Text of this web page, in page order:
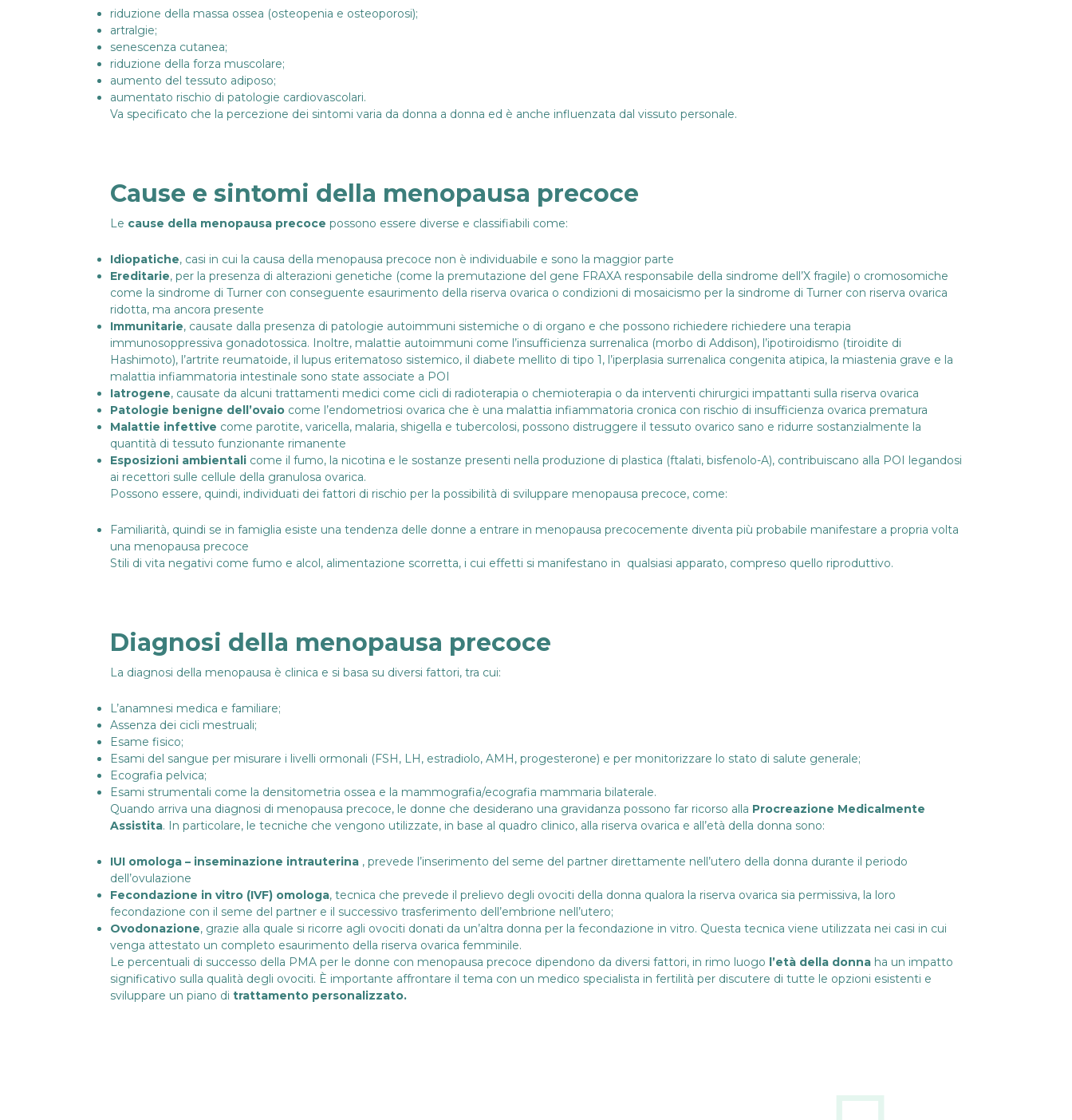
riduzione della massa ossea (osteopenia e osteoporosi);
artralgie;
senescenza cutanea;
riduzione della forza muscolare;
aumento del tessuto adiposo;
aumentato rischio di patologie cardiovascolari.
Va specificato che la percezione dei sintomi varia da donna a donna ed è anche influenzata dal vissuto personale.
Cause e sintomi della menopausa precoce
Le cause della menopausa precoce possono essere diverse e classifiabili come:
Idiopatiche, casi in cui la causa della menopausa precoce non è individuabile e sono la maggior parte
Ereditarie, per la presenza di alterazioni genetiche (come la premutazione del gene FRAXA responsabile della sindrome dell’X fragile) o cromosomiche
come la sindrome di Turner con conseguente esaurimento della riserva ovarica o condizioni di mosaicismo per la sindrome di Turner con riserva ovarica
ridotta, ma ancora presente
Immunitarie, causate dalla presenza di patologie autoimmuni sistemiche o di organo e che possono richiedere richiedere una terapia
immunosoppressiva gonadotossica. Inoltre, malattie autoimmuni come l’insufficienza surrenalica (morbo di Addison), l’ipotiroidismo (tiroidite di
Hashimoto), l’artrite reumatoide, il lupus eritematoso sistemico, il diabete mellito di tipo 1, l’iperplasia surrenalica congenita atipica, la miastenia grave e la
malattia infiammatoria intestinale sono state associate a POI
Iatrogene, causate da alcuni trattamenti medici come cicli di radioterapia o chemioterapia o da interventi chirurgici impattanti sulla riserva ovarica
Patologie benigne dell’ovaio come l’endometriosi ovarica che è una malattia infiammatoria cronica con rischio di insufficienza ovarica prematura
Malattie infettive come parotite, varicella, malaria, shigella e tubercolosi, possono distruggere il tessuto ovarico sano e ridurre sostanzialmente la
quantità di tessuto funzionante rimanente
Esposizioni ambientali come il fumo, la nicotina e le sostanze presenti nella produzione di plastica (ftalati, bisfenolo-A), contribuiscano alla POI legandosi
ai recettori sulle cellule della granulosa ovarica.
Possono essere, quindi, individuati dei fattori di rischio per la possibilità di sviluppare menopausa precoce, come:
Familiarità, quindi se in famiglia esiste una tendenza delle donne a entrare in menopausa precocemente diventa più probabile manifestare a propria volta
una menopausa precoce
Stili di vita negativi come fumo e alcol, alimentazione scorretta, i cui effetti si manifestano in qualsiasi apparato, compreso quello riproduttivo.
Diagnosi della menopausa precoce
La diagnosi della menopausa è clinica e si basa su diversi fattori, tra cui:
L’anamnesi medica e familiare;
Assenza dei cicli mestruali;
Esame fisico;
Esami del sangue per misurare i livelli ormonali (FSH, LH, estradiolo, AMH, progesterone) e per monitorizzare lo stato di salute generale;
Ecografia pelvica;
Esami strumentali come la densitometria ossea e la mammografia/ecografia mammaria bilaterale.
Quando arriva una diagnosi di menopausa precoce, le donne che desiderano una gravidanza possono far ricorso alla Procreazione Medicalmente
Assistita. In particolare, le tecniche che vengono utilizzate, in base al quadro clinico, alla riserva ovarica e all’età della donna sono:
IUI omologa – inseminazione intrauterina , prevede l’inserimento del seme del partner direttamente nell’utero della donna durante il periodo
dell’ovulazione
Fecondazione in vitro (IVF) omologa, tecnica che prevede il prelievo degli ovociti della donna qualora la riserva ovarica sia permissiva, la loro
fecondazione con il seme del partner e il successivo trasferimento dell’embrione nell’utero;
Ovodonazione, grazie alla quale si ricorre agli ovociti donati da un’altra donna per la fecondazione in vitro. Questa tecnica viene utilizzata nei casi in cui
venga attestato un completo esaurimento della riserva ovarica femminile.
Le percentuali di successo della PMA per le donne con menopausa precoce dipendono da diversi fattori, in rimo luogo l’età della donna ha un impatto
significativo sulla qualità degli ovociti. È importante affrontare il tema con un medico specialista in fertilità per discutere di tutte le opzioni esistenti e
sviluppare un piano di trattamento personalizzato.